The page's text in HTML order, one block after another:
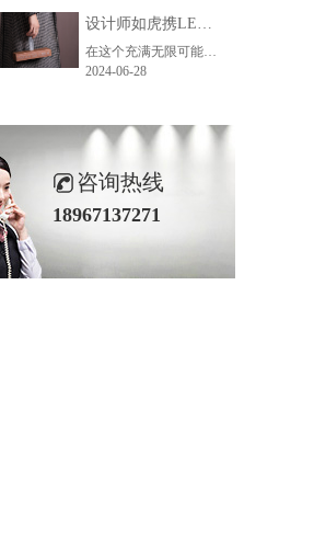
设计师如虎携LEMONLEE红雪松礼盒荣获第六届未来·已来香港新锐当代设计奖铜奖
在这个充满无限可能的2024年夏季，LEMONLEE品牌设计师如虎以其非凡的创意与对自然的深刻理解，精心打造的红雪松木球礼盒，在“2024未来·已来——第六届香港新锐当代设计奖”中摘得铜奖。这不仅是对设计师如虎原创设计能力的嘉奖，更是对LEMONLEE品牌的高度认可。
2024-06-28
咨询热线
18967137271